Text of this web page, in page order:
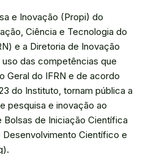
e Inovação (Propi) do
Ciência e Tecnologia do
e a Diretoria de Inovação
das competências que
Geral do IFRN e de acordo
do Instituto, tornam pública a
pesquisa e inovação ao
Bolsas de Iniciação Científica
Científico e